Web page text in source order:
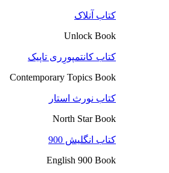
کتاب آنلاک
Unlock Book
کتاب کانتمپورِری تاپیک
Contemporary Topics Book
کتاب نورث استار
North Star Book
کتاب انگلیش 900
English 900 Book